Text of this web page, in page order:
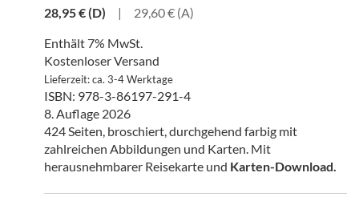
28,95€(D) |
29,60 € (A)
Enthält 7% MwSt.
Kostenloser Versand
Lieferzeit: ca. 3-4 Werktage
ISBN: 978-3-86197-291-4
8. Auflage 2026
424 Seiten, broschiert, durchgehend farbig mit
zahlreichen Abbildungen und Karten. Mit
herausnehmbarer Reisekarte und Karten-Download.